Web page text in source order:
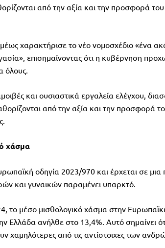
από την αξία και την προσφορά
χαρακτήρισε το νέο νομοσχέδιο «ένα
επισημαίνοντας ότι η κυβέρνηση
όλους.
και ουσιαστικά εργαλεία ελέγχου,
από την αξία και την προσφορά
χάσμα
οδηγία 2023/970 και έρχεται σε μια
και γυναικών παραμένει υπαρκτό.
το μέσο μισθολογικό χάσμα στην
ανήλθε στο 13,4%. Αυτό σημαίνει
χαμηλότερες από τις αντίστοιχες των